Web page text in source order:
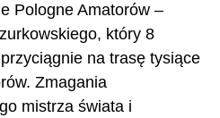
Pologne Amatorów –
który 8
na trasę tysiące
Zmagania
mistrza świata i